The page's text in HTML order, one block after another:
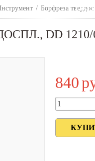
/ Борфреза
DD
840